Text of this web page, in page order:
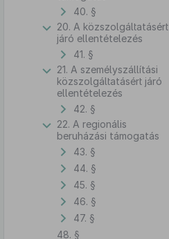
40. §
20. A közszolgáltatásért
járó ellentételezés
41. §
21. A személyszállítási
közszolgáltatásért járó
ellentételezés
42. §
22. A regionális
beruházási támogatás
43. §
44. §
45. §
46. §
47. §
48. §